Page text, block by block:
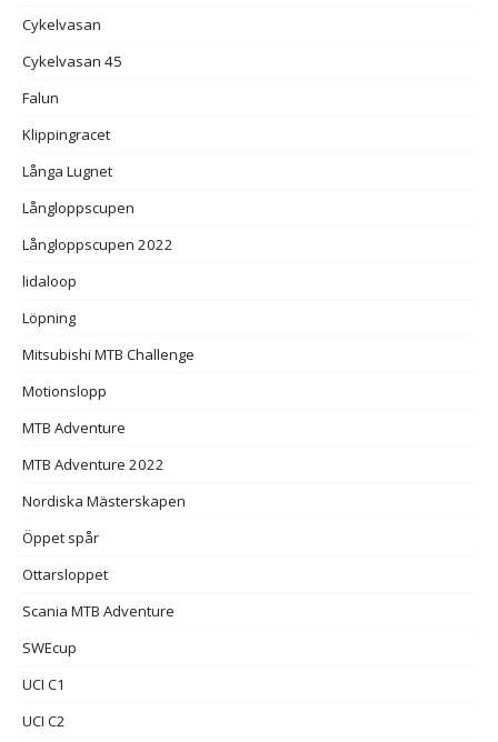
Cykelvasan
Cykelvasan 45
Falun
Klippingracet
Långa Lugnet
Långloppscupen
Långloppscupen 2022
lidaloop
Löpning
Mitsubishi MTB Challenge
Motionslopp
MTB Adventure
MTB Adventure 2022
Nordiska Mästerskapen
Öppet spår
Ottarsloppet
Scania MTB Adventure
SWEcup
UCI C1
UCI C2